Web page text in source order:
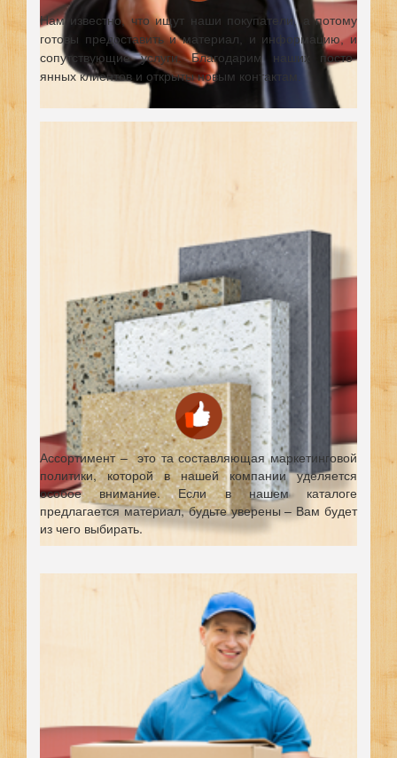
Нам известно, что ищут наши покупатели, а потому
готовы предоставить и материал, и информацию, и
сопутствующие услуги. Благодарим наших посто-
янных клиентов и открыты новым контактам.
Ассортимент – это та составляющая маркетинговой
политики, которой в нашей компании уделяется
особое внимание. Если в нашем каталоге
предлагается материал, будьте уверены – Вам будет
из чего выбирать.